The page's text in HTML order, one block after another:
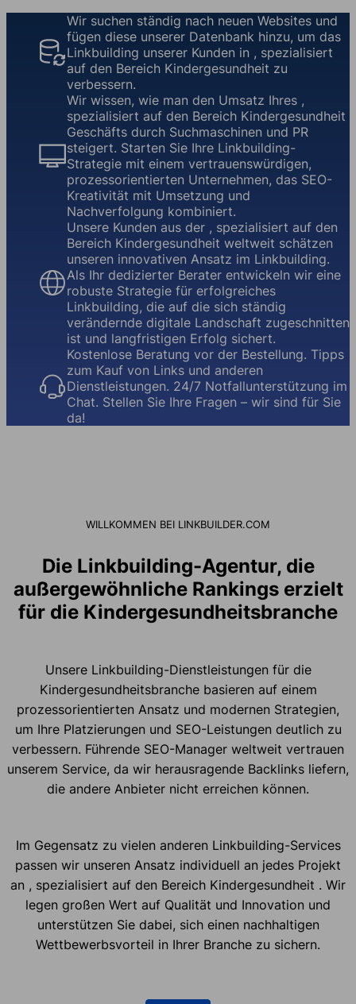
Wir suchen ständig nach neuen Websites und
fügen diese unserer Datenbank hinzu, um das
Linkbuilding unserer Kunden in , spezialisiert
auf den Bereich Kindergesundheit zu
verbessern.
Wir wissen, wie man den Umsatz Ihres ,
spezialisiert auf den Bereich Kindergesundheit
Geschäfts durch Suchmaschinen und PR
steigert. Starten Sie Ihre Linkbuilding-
Strategie mit einem vertrauenswürdigen,
prozessorientierten Unternehmen, das SEO-
Kreativität mit Umsetzung und
Nachverfolgung kombiniert.
Unsere Kunden aus der , spezialisiert auf den
Bereich Kindergesundheit weltweit schätzen
unseren innovativen Ansatz im Linkbuilding.
Als Ihr dedizierter Berater entwickeln wir eine
robuste Strategie für erfolgreiches
Linkbuilding, die auf die sich ständig
verändernde digitale Landschaft zugeschnitten
ist und langfristigen Erfolg sichert.
Kostenlose Beratung vor der Bestellung. Tipps
zum Kauf von Links und anderen
Dienstleistungen. 24/7 Notfallunterstützung im
Chat. Stellen Sie Ihre Fragen – wir sind für Sie
da!
WILLKOMMEN BEI LINKBUILDER.COM
Die Linkbuilding-Agentur, die
außergewöhnliche Rankings erzielt
für die Kindergesundheitsbranche
Unsere Linkbuilding-Dienstleistungen für die
Kindergesundheitsbranche basieren auf einem
prozessorientierten Ansatz und modernen Strategien,
um Ihre Platzierungen und SEO-Leistungen deutlich zu
verbessern. Führende SEO-Manager weltweit vertrauen
unserem Service, da wir herausragende Backlinks liefern,
die andere Anbieter nicht erreichen können.
Im Gegensatz zu vielen anderen Linkbuilding-Services
passen wir unseren Ansatz individuell an jedes Projekt
an , spezialisiert auf den Bereich Kindergesundheit . Wir
legen großen Wert auf Qualität und Innovation und
unterstützen Sie dabei, sich einen nachhaltigen
Wettbewerbsvorteil in Ihrer Branche zu sichern.